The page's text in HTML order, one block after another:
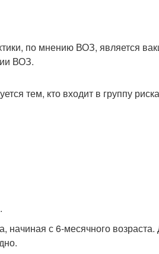
по мнению ВОЗ, является
ВОЗ.
тем, кто входит в группу
начиная с 6-месячного